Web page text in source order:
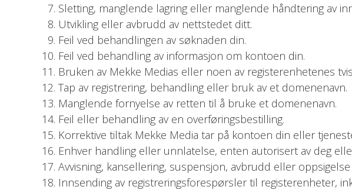
Sletting, manglende lagring eller manglende håndtering av
Utvikling eller avbrudd av nettstedet ditt.
Feil ved behandlingen av søknaden din.
Feil ved behandling av informasjon om kontoen din.
Bruken av Mekke Medias eller noen av registerenhetenes
Tap av registrering, behandling eller bruk av et domenenavn.
Manglende fornyelse av retten til å bruke et domenenavn.
Feil eller behandling av en overføringsbestilling.
Korrektive tiltak Mekke Media tar på kontoen din eller
Enhver handling eller unnlatelse, enten autorisert av deg
Avvisning, kansellering, suspensjon, avbrudd eller
Innsending av registreringsforespørsler til registerenheter,